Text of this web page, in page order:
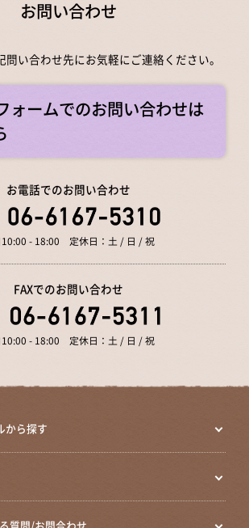
お問い合わせ
問い合わせ先にお気軽にご連絡ください。
ォームでのお問い合わせは
お電話でのお問い合わせ
10:00 - 18:00 定休日：土 / 日 / 祝
FAXでのお問い合わせ
10:00 - 18:00 定休日：土 / 日 / 祝
から探す